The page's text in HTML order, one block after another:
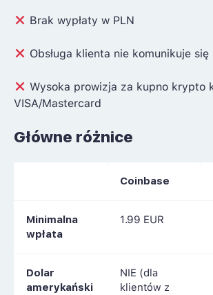
Brak wypłaty w PLN
Obsługa klienta nie komunikuje
Wysoka prowizja za kupno krypto
VISA/Mastercard
Główne różnice
Coinbase
Minimalna
wpłata
1.99 EUR
Dolar
amerykański
NIE (dla
klientów z